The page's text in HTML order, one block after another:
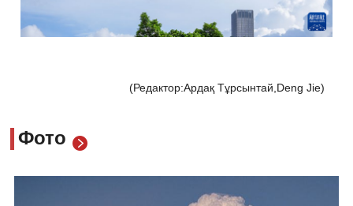
(Редактор:Ардақ Тұрсынтай,Deng Jie)
Фото